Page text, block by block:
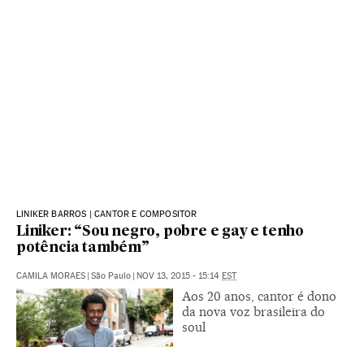
LINIKER BARROS | CANTOR E COMPOSITOR
Liniker: “Sou negro, pobre e gay e tenho
potência também”
CAMILA MORAES | São Paulo | NOV 13, 2015 - 15:14 EST
Aos 20 anos, cantor é dono
da nova voz brasileira do
soul